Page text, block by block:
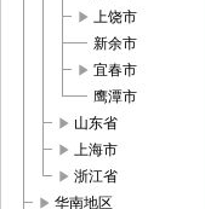
play_arrow 上饶市
新余市
play_arrow 宜春市
鹰潭市
play_arrow 山东省
play_arrow 上海市
play_arrow 浙江省
play_arrow 华南地区